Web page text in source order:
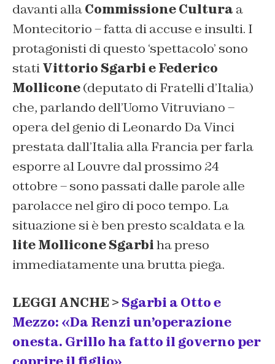
davanti allaCommissione Cultura a
Montecitorio – fatta di accuse e insulti. I
protagonisti di questo ‘spettacolo’ sono
statiVittorio Sgarbi e Federico
Mollicone(deputato di Fratelli d’Italia)
che, parlando dell’Uomo Vitruviano –
opera del genio di Leonardo Da Vinci
prestata dall’Italia alla Francia per farla
esporre al Louvre dal prossimo 24
ottobre – sono passati dalle parole alle
parolacce nel giro di poco tempo. La
situazione si è ben presto scaldata e la
lite Mollicone Sgarbiha preso
immediatamente una brutta piega.
LEGGI ANCHE > Sgarbi a Otto e
Mezzo: «Da Renzi un’operazione
onesta. Grillo ha fatto il governo per